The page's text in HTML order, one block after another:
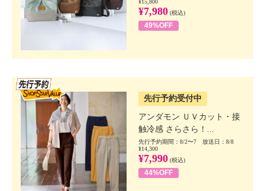
¥15,800
¥7,980 (税込)
49%OFF
先行予約受付中
アンダモン ＵＶカット・接
触冷感 さらさら！...
先行予約期間：8/2〜7 放送日：8/8
¥14,300
¥7,990 (税込)
44%OFF